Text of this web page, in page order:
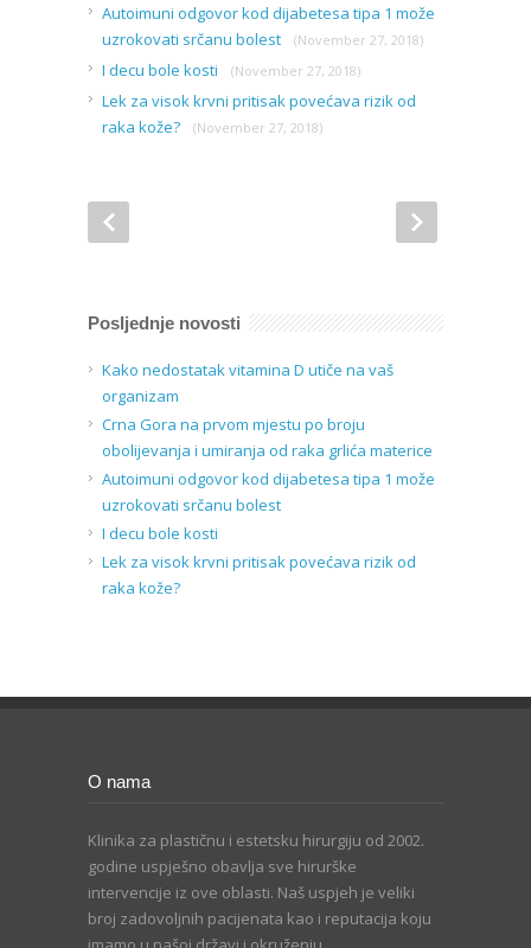
Autoimuni odgovor kod dijabetesa tipa 1 može
uzrokovati srčanu bolest
(November 27, 2018)
I decu bole kosti (November 27, 2018)
Lek za visok krvni pritisak povećava rizik od
raka kože?
(November 27, 2018)
Posljednje novosti
Kako nedostatak vitamina D utiče na vaš
organizam
Crna Gora na prvom mjestu po broju
obolijevanja i umiranja od raka grlića materice
Autoimuni odgovor kod dijabetesa tipa 1 može
uzrokovati srčanu bolest
I decu bole kosti
Lek za visok krvni pritisak povećava rizik od
raka kože?
O nama
Klinika za plastičnu i estetsku hirurgiju od 2002.
godine uspješno obavlja sve hirurške
intervencije iz ove oblasti. Naš uspjeh je veliki
broj zadovoljnih pacijenata kao i reputacija koju